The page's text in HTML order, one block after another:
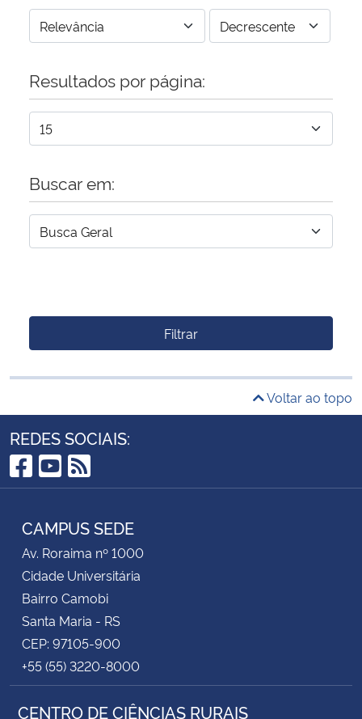
Resultados por página:
Buscar em:
Filtrar
Voltar ao topo
REDES SOCIAIS:
Facebook
YouTube
RSS
CAMPUS SEDE
Av. Roraima nº 1000
Cidade Universitária
Bairro Camobi
Santa Maria - RS
CEP: 97105-900
+55 (55) 3220-8000
CENTRO DE CIÊNCIAS RURAIS